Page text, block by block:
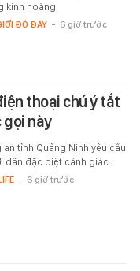
kinh hoàng.
ĐÓ ĐÂY - 6 giờ trước
thoại chú ý tắt
gọi này
an tỉnh Quảng Ninh yêu cầu
dân đặc biệt cảnh giác.
- 6 giờ trước